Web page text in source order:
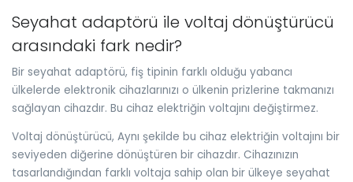
Seyahat adaptörü ile voltaj dönüştürücü
arasındaki fark nedir?
Bir seyahat adaptörü, fiş tipinin farklı olduğu yabancı
ülkelerde elektronik cihazlarınızı o ülkenin prizlerine takmanızı
sağlayan cihazdır. Bu cihaz elektriğin voltajını değiştirmez.
Voltaj dönüştürücü, Aynı şekilde bu cihaz elektriğin voltajını bir
seviyeden diğerine dönüştüren bir cihazdır. Cihazınızın
tasarlandığından farklı voltaja sahip olan bir ülkeye seyahat